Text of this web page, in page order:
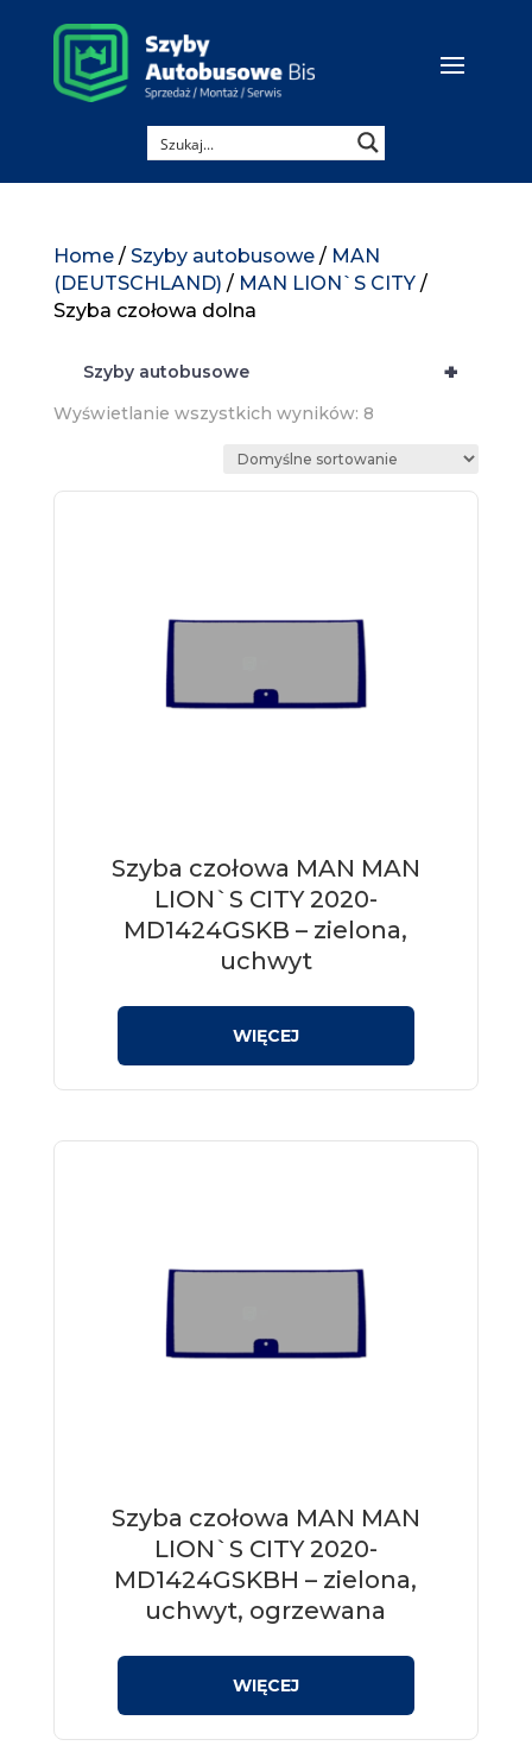
Home/ Szyby autobusowe/ MAN
(DEUTSCHLAND) / MAN LION`S CITY/
Szyba czołowa dolna
+
Szyby autobusowe
Wyświetlanie wszystkich wyników: 8
Szyba czołowa MAN MAN
LION`S CITY 2020-
MD1424GSKB – zielona,
uchwyt
Szyba czołowa MAN MAN
LION`S CITY 2020-
MD1424GSKBH – zielona,
uchwyt, ogrzewana